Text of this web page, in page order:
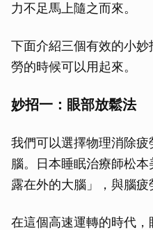
力不足馬上隨之而來。
下面介紹三個有效的小
勞的時候可以用起來。
妙招一：眼部放鬆法
我們可以選擇物理消除
腦。日本睡眠治療師松
露在外的大腦」，與腦疲
在這個高速運轉的時代